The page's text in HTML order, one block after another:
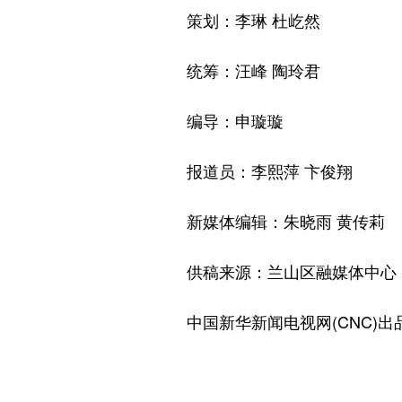
策划：李琳 杜屹然
统筹：汪峰 陶玲君
编导：申璇璇
报道员：李熙萍 卞俊翔
新媒体编辑：朱晓雨 黄传莉
供稿来源：兰山区融媒体中心
中国新华新闻电视网(CNC)出